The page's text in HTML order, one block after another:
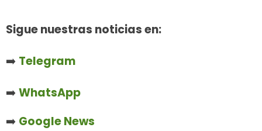
Sigue nuestras noticias en:
➡️ Telegram
➡️WhatsApp
➡️ Google News